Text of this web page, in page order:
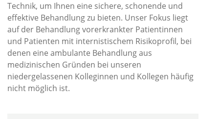
Technik, um Ihnen eine sichere, schonende und
effektive Behandlung zu bieten. Unser Fokus liegt
auf der Behandlung vorerkrankter Patientinnen
und Patienten mit internistischem Risikoprofil, bei
denen eine ambulante Behandlung aus
medizinischen Gründen bei unseren
niedergelassenen Kolleginnen und Kollegen häufig
nicht möglich ist.